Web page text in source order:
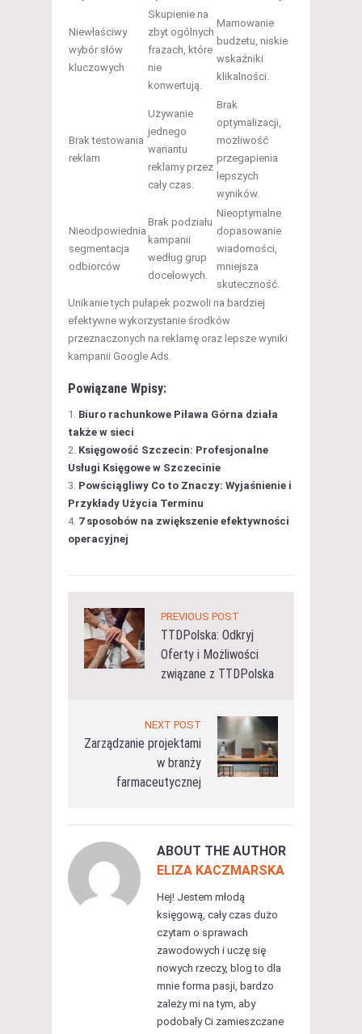
Niewłaściwy
wybór słów
kluczowych
Skupienie na
zbyt ogólnych
frazach, które
nie
konwertują.
Marnowanie
budżetu, niskie
wskaźniki
klikalności.
Brak testowania
reklam
Używanie
jednego
wariantu
reklamy przez
cały czas.
Brak
optymalizacji,
możliwość
przegapienia
lepszych
wyników.
Nieodpowiednia
segmentacja
odbiorców
Brak podziału
kampanii
według grup
docelowych.
Nieoptymalne
dopasowanie
wiadomości,
mniejsza
skuteczność.
Unikanie tych pułapek pozwoli na bardziej
efektywne wykorzystanie środków
przeznaczonych na reklamę oraz lepsze wyniki
kampanii Google Ads.
Powiązane Wpisy:
Biuro rachunkowe Piława Górna działa
także w sieci
Księgowość Szczecin: Profesjonalne
Usługi Księgowe w Szczecinie
Powściągliwy Co to Znaczy: Wyjaśnienie i
Przykłady Użycia Terminu
7 sposobów na zwiększenie efektywności
operacyjnej
PREVIOUS POST
TTDPolska: Odkryj
Oferty i Możliwości
związane z TTDPolska
NEXT POST
Zarządzanie projektami
w branży
farmaceutycznej
ABOUT THE AUTHOR
ELIZA KACZMARSKA
Hej! Jestem młodą
księgową, cały czas dużo
czytam o sprawach
zawodowych i uczę się
nowych rzeczy, blog to dla
mnie forma pasji, bardzo
zależy mi na tym, aby
podobały Ci zamieszczane